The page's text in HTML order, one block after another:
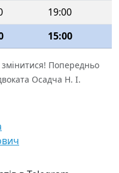
19:00
15:00
Попередньо
Осадча Н. І.